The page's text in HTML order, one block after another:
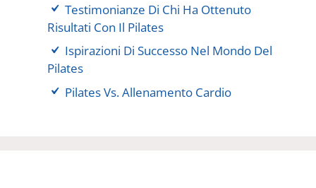
Testimonianze Di Chi Ha Ottenuto
Risultati Con Il Pilates
Ispirazioni Di Successo Nel Mondo Del
Pilates
Pilates Vs. Allenamento Cardio